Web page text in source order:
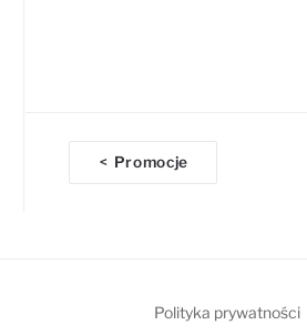
o
< Promocje
Polityka prywatności